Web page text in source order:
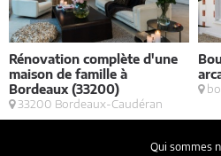
Rénovation complète d'une
maison de famille à
Bordeaux (33200)
33200 Bordeaux-Caudéran
Qui sommes